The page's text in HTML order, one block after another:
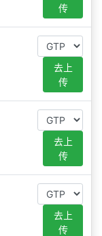
传
去上
传
去上
传
去上
传